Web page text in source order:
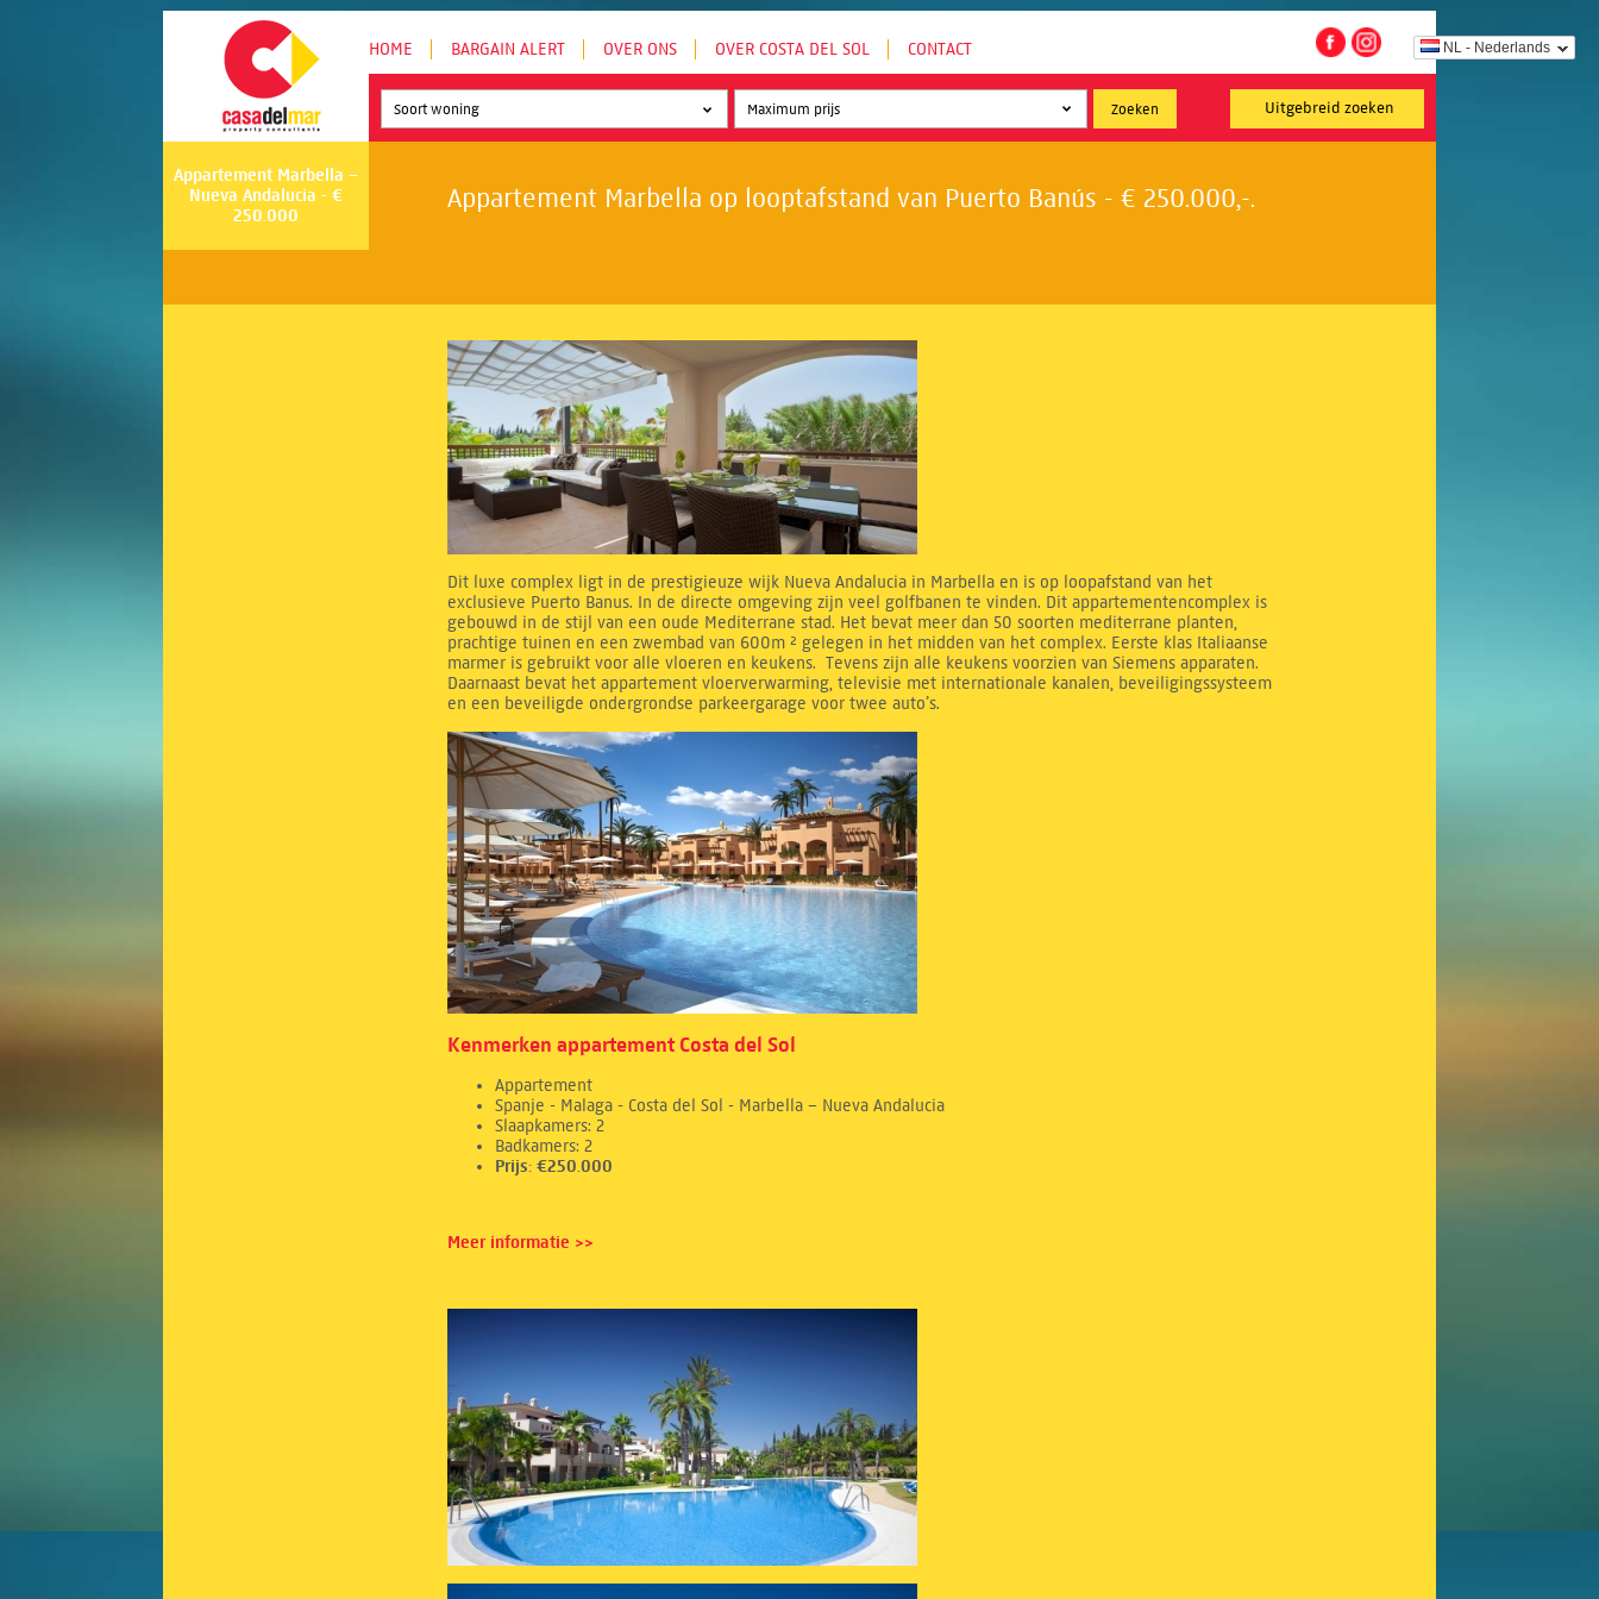
NL - Nederlands
HOME BARGAIN ALERT OVER ONS OVER COSTA DEL SOL CONTACT
Uitgebreid zoeken
Soort woning
Appartement Marbella –
Nueva Andalucia - €
250.000
Appartement Marbella op looptafstand van Puerto Banús - € 250.000,-.
Dit luxe complex ligt in de prestigieuze wijk Nueva Andalucia in Marbella en is op loopafstand van het
exclusieve Puerto Banus. In de directe omgeving zijn veel golfbanen te vinden. Dit appartementencomplex is
gebouwd in de stijl van een oude Mediterrane stad. Het bevat meer dan 50 soorten mediterrane planten,
prachtige tuinen en een zwembad van 600m ² gelegen in het midden van het complex. Eerste klas Italiaanse
marmer is gebruikt voor alle vloeren en keukens. Tevens zijn alle keukens voorzien van Siemens apparaten.
Daarnaast bevat het appartement vloerverwarming, televisie met internationale kanalen, beveiligingssysteem
en een beveiligde ondergrondse parkeergarage voor twee auto’s.
Kenmerken appartement Costa del Sol
Appartement
Spanje - Malaga - Costa del Sol - Marbella – Nueva Andalucia
Slaapkamers: 2
Badkamers: 2
Prijs: €250.000
Meer informatie >>